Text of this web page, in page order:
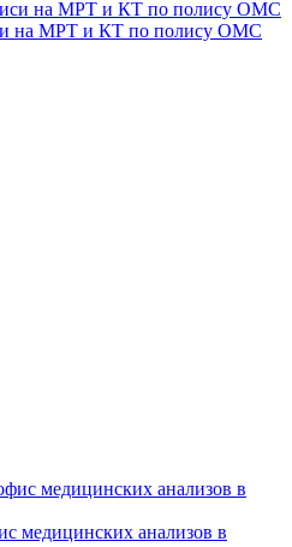
на МРТ и КТ по полису ОМС
медицинских анализов в